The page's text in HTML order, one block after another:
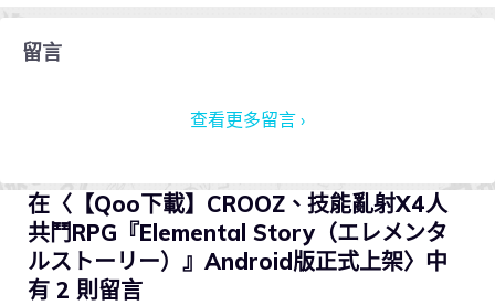
留言
查看更多留言 ›
在〈【Qoo下載】CROOZ、技能亂射X4人
共鬥RPG『Elemental Story（エレメンタ
ルストーリー）』Android版正式上架〉中
有 2 則留言